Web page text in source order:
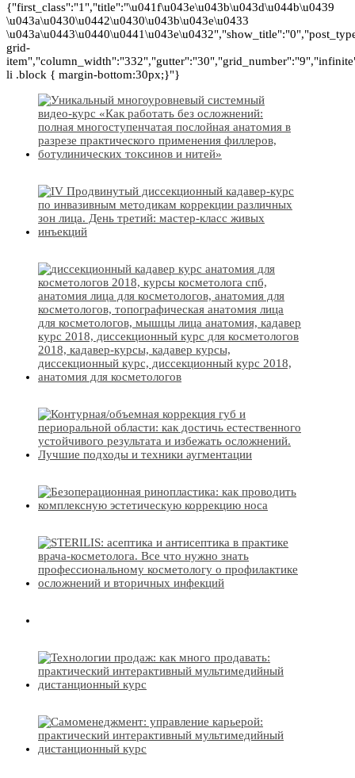
{"first_class":"1","title":"\u041f\u043e\u043b\u043d\u044b\u0439
\u043a\u0430\u0442\u0430\u043b\u043e\u0433
grid-
li .block { margin-bottom:30px;}"}